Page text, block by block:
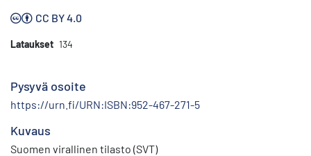
CC BY 4.0
Lataukset 134
Pysyvä osoite
https://urn.fi/URN:ISBN:952-467-271-5
Kuvaus
Suomen virallinen tilasto (SVT)